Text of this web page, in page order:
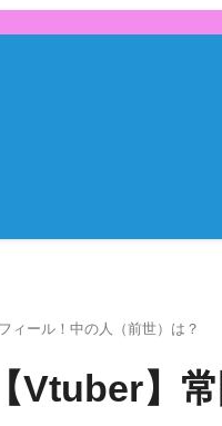
ィール！中の人（前世）は？
Vtuber】